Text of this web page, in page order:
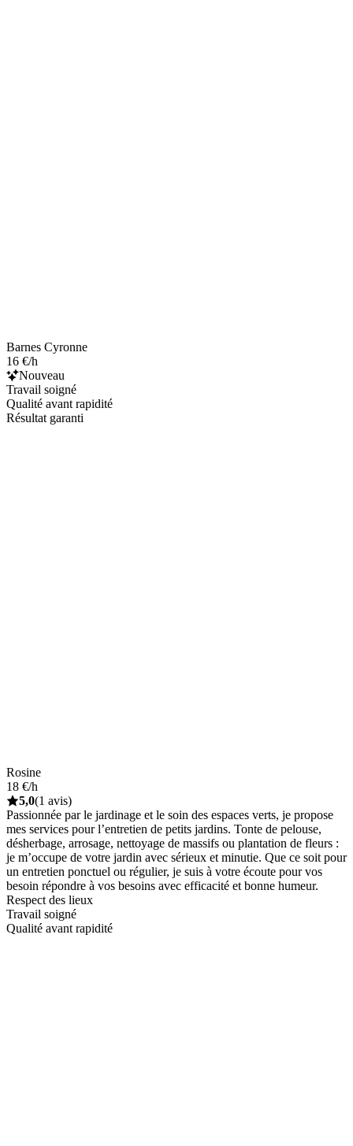
Barnes Cyronne
16 €/h
Nouveau
Travail soigné
Qualité avant rapidité
Résultat garanti
Rosine
18 €/h
5,0(1 avis)
Passionnée par le jardinage et le soin des espaces verts, je propose
mes services pour l’entretien de petits jardins. Tonte de pelouse,
désherbage, arrosage, nettoyage de massifs ou plantation de fleurs :
je m’occupe de votre jardin avec sérieux et minutie. Que ce soit pour
un entretien ponctuel ou régulier, je suis à votre écoute pour vos
besoin répondre à vos besoins avec efficacité et bonne humeur.
Respect des lieux
Travail soigné
Qualité avant rapidité